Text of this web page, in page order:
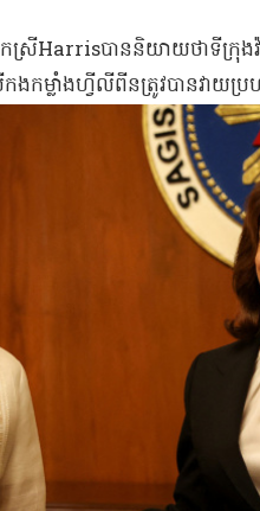
​Harris​បាន​និយាយថា​ទីក្រុង​វ៉ា
កងកម្លាំង​ហ្វីលីពីន​ត្រូវបាន​វាយ